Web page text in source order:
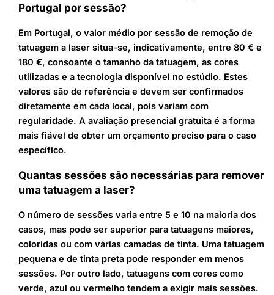
Portugal por sessão?
Em Portugal, o valor médio por sessão de remoção de
tatuagem a laser situa-se, indicativamente, entre 80 € e
180 €, consoante o tamanho da tatuagem, as cores
utilizadas e a tecnologia disponível no estúdio. Estes
valores são de referência e devem ser confirmados
diretamente em cada local, pois variam com
regularidade. A avaliação presencial gratuita é a forma
mais fiável de obter um orçamento preciso para o caso
específico.
Quantas sessões são necessárias para remover
uma tatuagem a laser?
O número de sessões varia entre 5 e 10 na maioria dos
casos, mas pode ser superior para tatuagens maiores,
coloridas ou com várias camadas de tinta. Uma tatuagem
pequena e de tinta preta pode responder em menos
sessões. Por outro lado, tatuagens com cores como
verde, azul ou vermelho tendem a exigir mais sessões.